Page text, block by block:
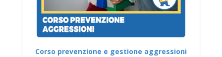
Corso prevenzione e gestione aggressioni